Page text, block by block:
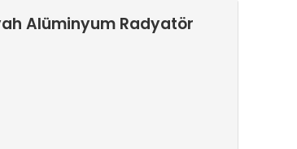
Alüminyum Radyatör